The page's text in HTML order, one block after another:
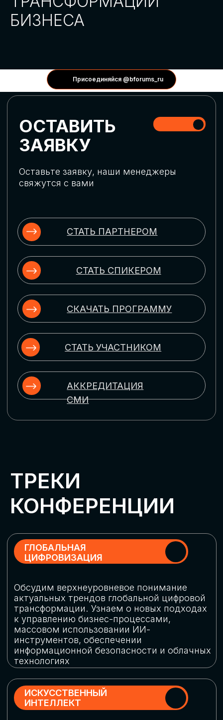
Присоединяйся @bforums_ru
Выясним, как в наши дни уверенно
защищать свой бизнес от киберугроз
ГЛОБАЛЬНАЯ
ЦИФРОВИЗАЦИЯ
актуальных трендов глобальной цифровой
трансформации. Узнаем о новых подходах
массовом использовании ИИ-
инструментов, обеспечении
ИСКУССТВЕННЫЙ
Узнаем как компании адаптируются к
новой ИИ-реальности. Как ИИ-
сотрудники становятся
«полноправными» членами команды, как
ИИ-помощники забирают на себя рутину
и как можно значительно увеличить
производительность без огромных
затрат на нейросети
ЦИФРОВИЗАЦИЯ
МАРКЕТИНГА И ПРОДАЖ
Обменяемся опытом, какие ИИ-решения
в маркетинге и продажах наиболее
рекламными кампаниями показывают
наибольшую эффективность
ЦИФРОВИЗАЦИЯ
УПРАВЛЕНИЯ ПЕРСОНАЛОМ
Рассмотрим управление человеческим
комплексные решения для роста
производительности и кейсы
оптимизации процессов найма,
развития, оценки и удержания
РОБОТИЗАЦИЯ
Узнаем, в каких отраслях ИИ
«материализуется», какие роботы
решают сложные бизнес-задачи, а где
только обсуждают концепции
роботизации и потенциальные бюджеты
на тестирование образцов
ЦИФРОВИЗАЦИЯ
КЛИЕНТСКОГО СЕРВИСА
Разберем кейсы в сфере цифровизации